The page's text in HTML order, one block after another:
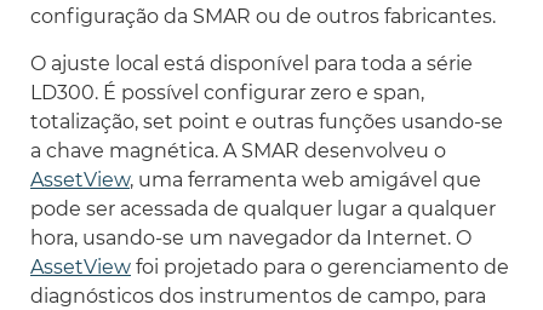
configuração da SMAR ou de outros fabricantes.
O ajuste local está disponível para toda a série
LD300. É possível configurar zero e span,
totalização, set point e outras funções usando-se
a chave magnética. A SMAR desenvolveu o
AssetView, uma ferramenta web amigável que
pode ser acessada de qualquer lugar a qualquer
hora, usando-se um navegador da Internet. O
AssetView foi projetado para o gerenciamento de
diagnósticos dos instrumentos de campo, para